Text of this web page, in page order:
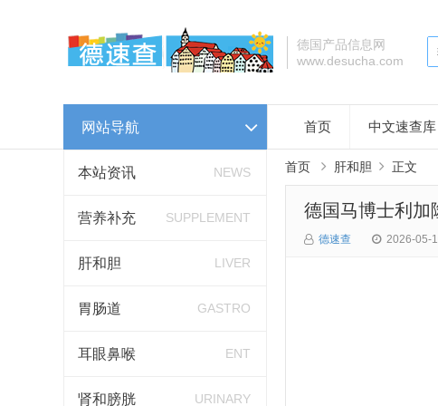
德国产品信息网
www.desucha.com
网站导航
本站资讯 NEWS
营养补充 SUPPLEMENT
肝和胆 LIVER
胃肠道 GASTRO
耳眼鼻喉 ENT
肾和膀胱 URINARY
首页 中文速查库
首页 肝和胆 正文
德国马博士利加
德速查 2026-05-